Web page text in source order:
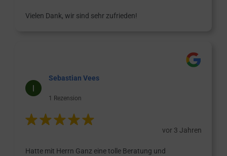
Vielen Dank, wir sind sehr zufrieden!
Sebastian Vees
1 Rezension
vor 3 Jahren
Hatte mit Herrn Ganz eine tolle Beratung und